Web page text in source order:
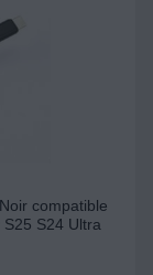
compatible
S24 Ultra